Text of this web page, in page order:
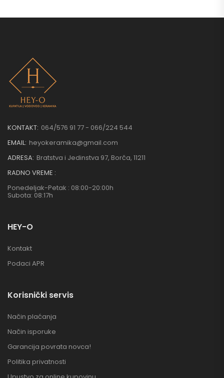
KONTAKT: 064/576 91 77 - 066/224 544
EMAIL: heyokeramika@gmail.com
ADRESA: Bratstva i Jedinstva 97, Borča, 11211
RADNO VREME :
Ponedeljak-Petak : 08:00-20:00h
Subota: 08:17h
HEY-O
Kontakt
Podaci APR
Korisnički servis
Način plaćanja
Način isporuke
Garancija povrata novca!
Politika privatnosti